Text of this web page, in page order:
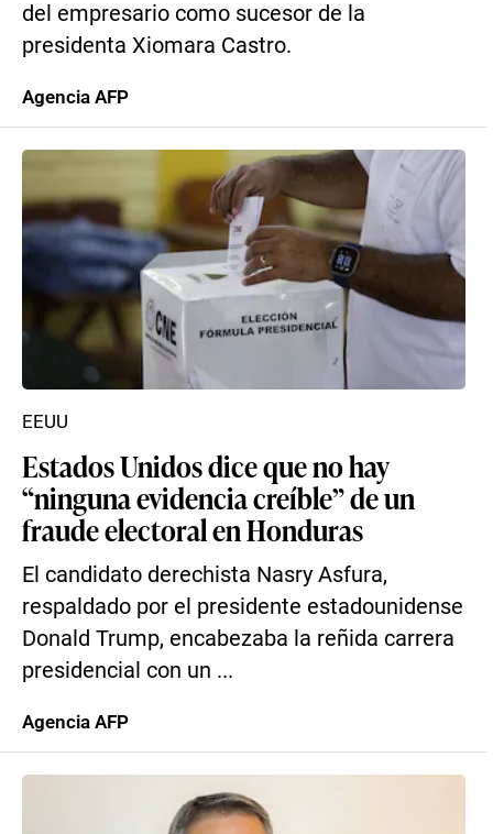
del empresario como sucesor de la
presidenta Xiomara Castro.
Agencia AFP
Estados Unidos dice que no hay
“ninguna evidencia creíble” de un
fraude electoral en Honduras
El candidato derechista Nasry Asfura,
respaldado por el presidente estadounidense
Donald Trump, encabezaba la reñida carrera
presidencial con un ...
EEUU
Agencia AFP